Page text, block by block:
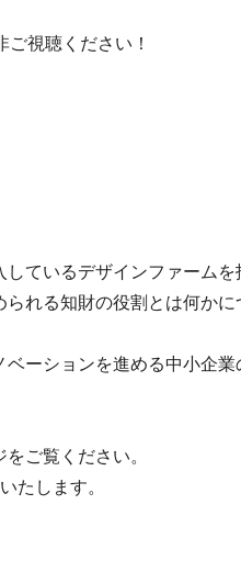
視聴ください！
ているデザインファーム
れる知財の役割とは何か
ーションを進める中小企
ご覧ください。
たします。